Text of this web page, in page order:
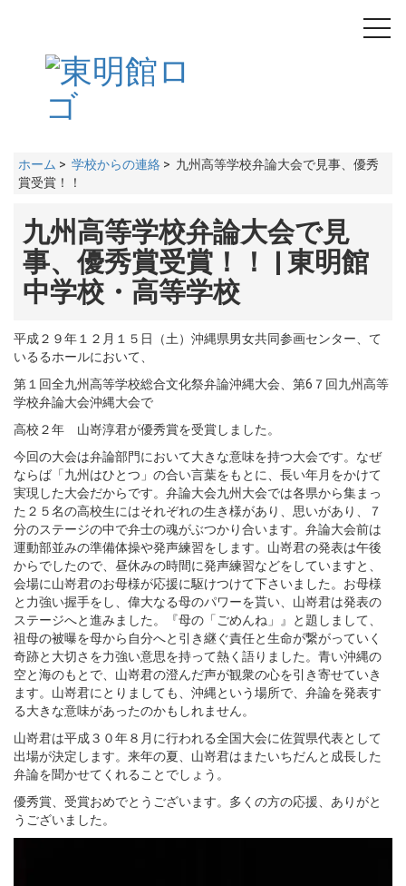
ホーム > 学校からの連絡 > 九州高等学校弁論大会で見事、優秀
賞受賞！！
九州高等学校弁論大会で見
事、優秀賞受賞！！ | 東明館
中学校・高等学校
平成２９年１２月１５日（土）沖縄県男女共同参画センター、て
いるるホールにおいて、
第１回全九州高等学校総合文化祭弁論沖縄大会、第6７回九州高等
学校弁論大会沖縄大会で
高校２年 山嵜淳君が優秀賞を受賞しました。
今回の大会は弁論部門において大きな意味を持つ大会です。なぜ
ならば「九州はひとつ」の合い言葉をもとに、長い年月をかけて
実現した大会だからです。弁論大会九州大会では各県から集まっ
た２５名の高校生にはそれぞれの生き様があり、思いがあり、７
分のステージの中で弁士の魂がぶつかり合います。弁論大会前は
運動部並みの準備体操や発声練習をします。山嵜君の発表は午後
からでしたので、昼休みの時間に発声練習などをしていますと、
会場に山嵜君のお母様が応援に駆けつけて下さいました。お母様
と力強い握手をし、偉大なる母のパワーを貰い、山嵜君は発表の
ステージへと進みました。『母の「ごめんね」』と題しまして、
祖母の被曝を母から自分へと引き継ぐ責任と生命が繋がっていく
奇跡と大切さを力強い意思を持って熱く語りました。青い沖縄の
空と海のもとで、山嵜君の澄んだ声が観衆の心を引き寄せていき
ます。山嵜君にとりましても、沖縄という場所で、弁論を発表す
る大きな意味があったのかもしれません。
山嵜君は平成３０年８月に行われる全国大会に佐賀県代表として
出場が決定します。来年の夏、山嵜君はまたいちだんと成長した
弁論を聞かせてくれることでしょう。
優秀賞、受賞おめでとうございます。多くの方の応援、ありがと
うございました。